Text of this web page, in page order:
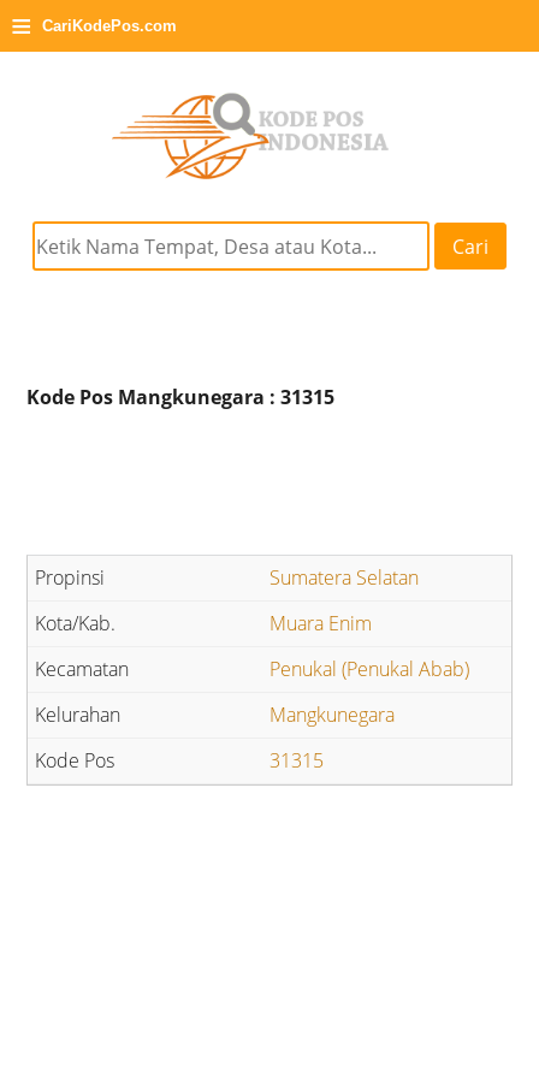
≡ CariKodePos.com
Cari
Kode Pos Mangkunegara : 31315
Sumatera Selatan
Muara Enim
Penukal (Penukal Abab)
Mangkunegara
31315